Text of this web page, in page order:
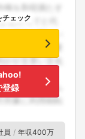
チェック
登録
員
年収400万